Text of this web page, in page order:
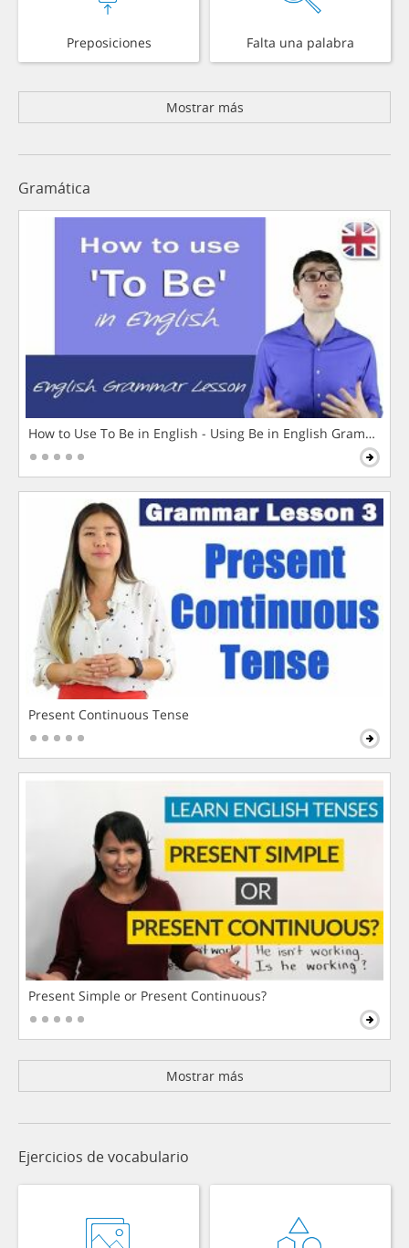
Preposiciones Falta una palabra
Mostrar más
Gramática
How to Use To Be in English - Using Be in English Grammar
Present Continuous Tense
Present Simple or Present Continuous?
Mostrar más
Ejercicios de vocabulario